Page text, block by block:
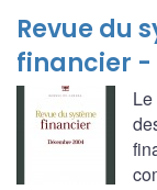
Revue du
financier -